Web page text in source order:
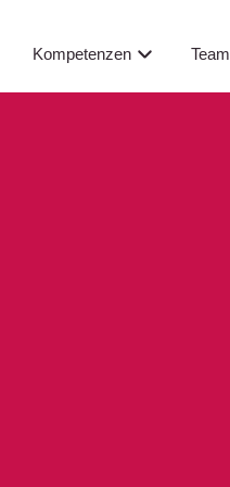
Kompetenzen Team